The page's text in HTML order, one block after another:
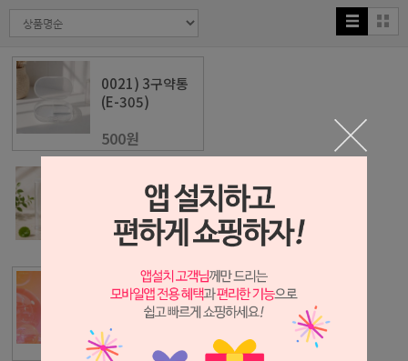
0021) 3구약통
(E-305)
500원
0041) 17ml-
PET 사각관통 투
명용기
150원
100ml-알루미늄
캡 유리관용기
(30x180)
550원